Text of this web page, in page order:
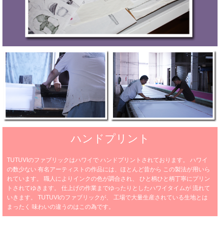
ハンドプリント
TUTUVIのファブリックはハワイでハンドプリントされております。
ハワイ
の数少ない 有名アーティストの作品には、ほとんど昔から この製法が用いら
れています。
職人によりインクの色が調合され、
ひと柄ひと柄丁寧にプリン
トされてゆきます。 仕上げの作業までゆったりとしたハワイタイムが流れて
いきます。
TUTUVIのファブリックが、
工場で大量生産されている生地とは
まったく 味わいの違うのはこの為です。